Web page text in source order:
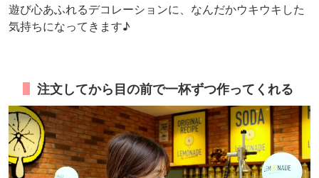
遊び心あふれるデコレーションに、なんだかウキウキした
気持ちになってきます♪
注文してから目の前で一杯ずつ作ってくれる